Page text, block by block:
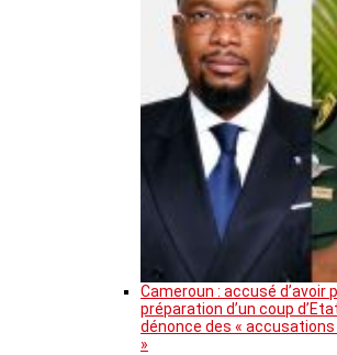
Cameroun : accusé d’avoir
préparation d’un coup
dénonce des «
»